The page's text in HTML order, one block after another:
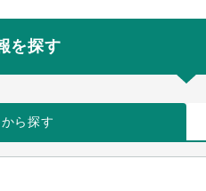
を探す
から探す